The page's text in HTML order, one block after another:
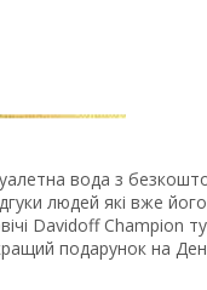
вода з
людей які вже його
Davidoff Champion
подарунок на